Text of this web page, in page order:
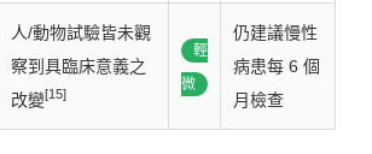
人/動物試驗皆未觀
察到具臨床意義之
改變[15]
輕
微
仍建議慢性
病患每 6 個
月檢查